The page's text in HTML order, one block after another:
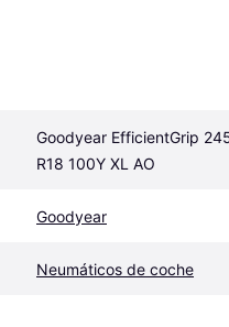
Goodyear EfficientGrip
R18 100Y XL AO
Goodyear
Neumáticos de coche